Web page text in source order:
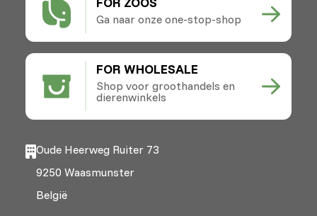
Ga naar onze one-stop-shop
FOR WHOLESALE
Shop voor groothandels en
dierenwinkels
Oude Heerweg Ruiter 73
9250 Waasmunster
België